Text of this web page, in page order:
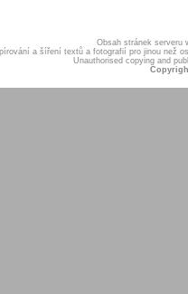
Obsah stránek serveru
a šíření textů a fotografií pro jinou než
Unauthorised copying and